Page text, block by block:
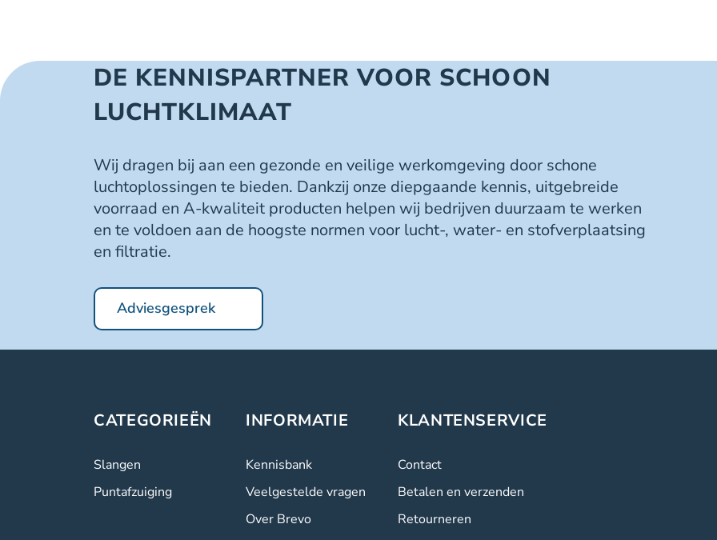
DE KENNISPARTNER VOOR SCHOON
LUCHTKLIMAAT
Wij dragen bij aan een gezonde en veilige werkomgeving door schone
luchtoplossingen te bieden. Dankzij onze diepgaande kennis, uitgebreide
voorraad en A-kwaliteit producten helpen wij bedrijven duurzaam te werken
en te voldoen aan de hoogste normen voor lucht-, water- en stofverplaatsing
en filtratie.
Adviesgesprek
CATEGORIEËN
Slangen
Puntafzuiging
INFORMATIE
Kennisbank
Veelgestelde vragen
Over Brevo
KLANTENSERVICE
Contact
Betalen en verzenden
Retourneren